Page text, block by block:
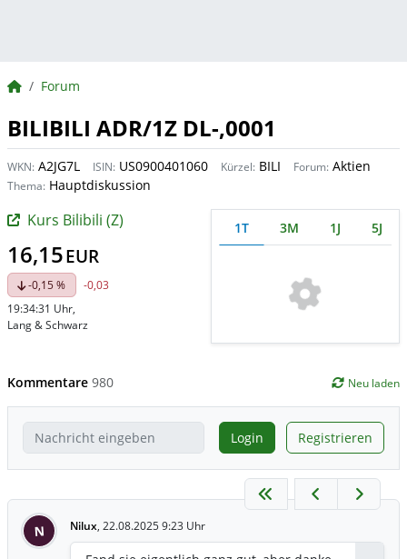
BörsenNEWS.de
Forum
BILIBILI ADR/1Z DL-,0001
WKN: A2JG7L ISIN: US0900401060 Kürzel: BILI Forum: Aktien
Thema: Hauptdiskussion
Kurs Bilibili (Z)
16,15EUR
-0,15 %
-0,03
19:34:31 Uhr,
Lang & Schwarz
1T 3M 1J 5J
Kommentare 980 Neu laden
Login Registrieren
N Nilux, 22.08.2025 9:23 Uhr